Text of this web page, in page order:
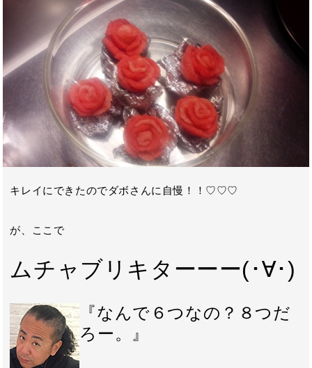
キレイにできたのでダボさんに自慢！！♡♡♡
が、ここで
ムチャブリキターーー(･∀･)
『なんで６つなの？８つだ
ろー。』